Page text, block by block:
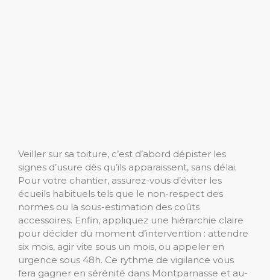
Veiller sur sa toiture, c’est d’abord dépister les
signes d’usure dès qu’ils apparaissent, sans délai.
Pour votre chantier, assurez-vous d’éviter les
écueils habituels tels que le non-respect des
normes ou la sous-estimation des coûts
accessoires. Enfin, appliquez une hiérarchie claire
pour décider du moment d’intervention : attendre
six mois, agir vite sous un mois, ou appeler en
urgence sous 48h. Ce rythme de vigilance vous
fera gagner en sérénité dans Montparnasse et au-